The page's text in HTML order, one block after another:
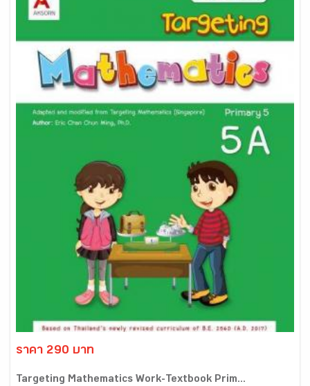
ราคา 290 บาท
Targeting Mathematics Work-Textbook Prim...